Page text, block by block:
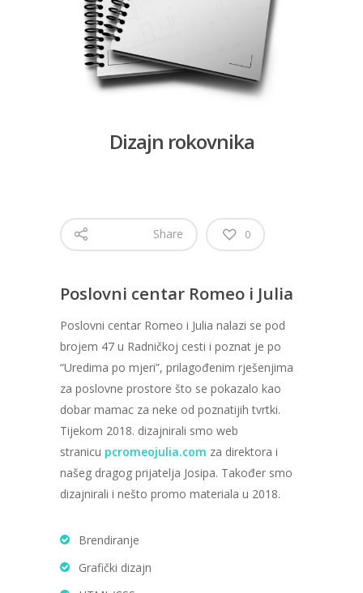
Dizajn rokovnika
Share 0
Poslovni centar Romeo i Julia
Poslovni centar Romeo i Julia nalazi se pod
brojem 47 u Radničkoj cesti i poznat je po
“Uredima po mjeri”, prilagođenim rješenjima
za poslovne prostore što se pokazalo kao
dobar mamac za neke od poznatijih tvrtki.
Tijekom 2018. dizajnirali smo web
stranicu pcromeojulia.com za direktora i
našeg dragog prijatelja Josipa. Također smo
dizajnirali i nešto promo materiala u 2018.
Brendiranje
Grafički dizajn